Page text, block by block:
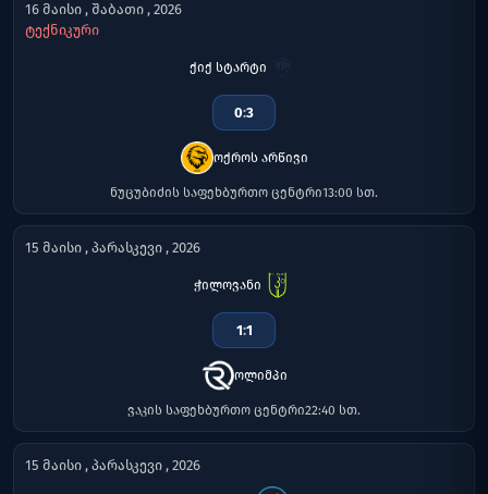
16 მაისი , შაბათი , 2026
ტექნიკური
ქიქ სტარტი
0:3
ოქროს არწივი
ნუცუბიძის საფეხბურთო ცენტრი13:00 სთ.
15 მაისი , პარასკევი , 2026
ჭილოვანი
1:1
ოლიმპი
ვაკის საფეხბურთო ცენტრი22:40 სთ.
15 მაისი , პარასკევი , 2026